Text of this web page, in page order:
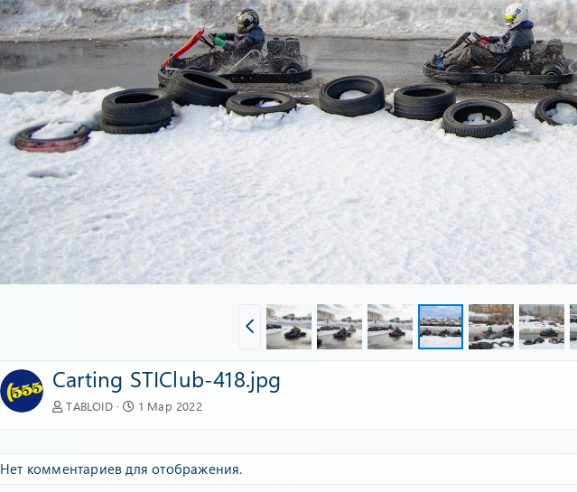
Carting STIClub-418.jpg
TABLOID 1 Мар 2022
Нет комментариев для отображения.